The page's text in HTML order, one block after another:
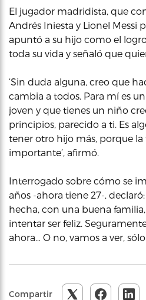
El jugador madridista, que
Andrés Iniesta y Lionel Messi
apuntó a su hijo como el
toda su vida y señaló que
‘Sin duda alguna, creo que
cambia a todos. Para mí es
joven y que tienes un niño
principios, parecido a ti. Es
tener otro hijo más, porque la
importante’, afirmó.
Interrogado sobre cómo se
años -ahora tiene 27-,
hecha, con una buena
intentar ser feliz.
ahora… O no, vamos a ver,
Compartir